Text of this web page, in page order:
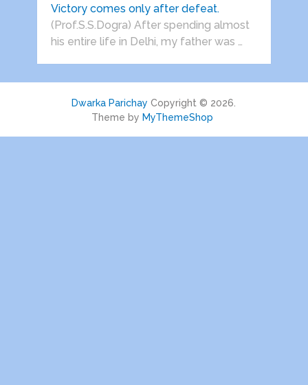
Victory comes only after defeat.
(Prof.S.S.Dogra) After spending almost
his entire life in Delhi, my father was …
Dwarka Parichay Copyright © 2026.
Theme by MyThemeShop